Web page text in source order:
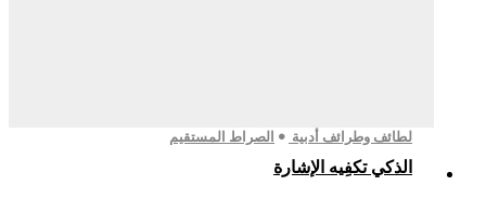
لطائف وطرائف أدبية الصراط المستقيم
الذكي تكفِيه الإشارة